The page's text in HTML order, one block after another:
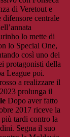
di Veretout e
centrale
lo mette di
lo Special One,
così uno dei
protagonisti della
League poi.
a realizzare il
prolunga il
Dopo aver fatto
2017 riceve la
tardi contro la
Segna il suo